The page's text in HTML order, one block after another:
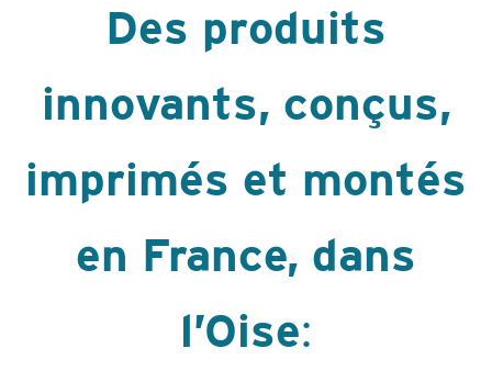
Des produits
innovants, conçus,
imprimés et montés
en France, dans
l’Oise: